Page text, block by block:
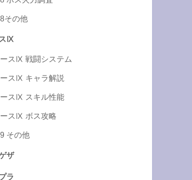
その他
Ⅸ
スⅨ 戦闘システム
スⅨ キャラ解説
スⅨ スキル性能
スⅨ ボス攻略
その他
ザ
ラ